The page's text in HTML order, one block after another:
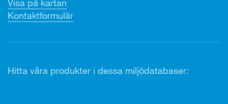
Visa på kartan
Kontaktformulär
Hitta våra produkter i dessa miljödatabaser: